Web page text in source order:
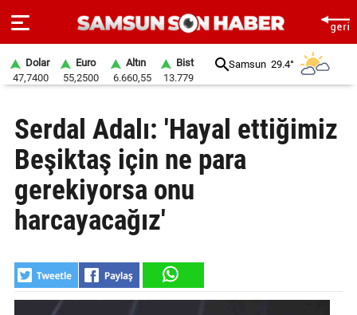
SAYFA
SAMSUN
HABER
SAMSUNSPOR
SİYASET
Dolar
47,7400
Euro
55,2500
Altın
6.660,55
Bist
13.779
Samsun 29.4°
Serdal Adalı: 'Hayal ettiğimiz
Beşiktaş için ne para
gerekiyorsa onu
harcayacağız'